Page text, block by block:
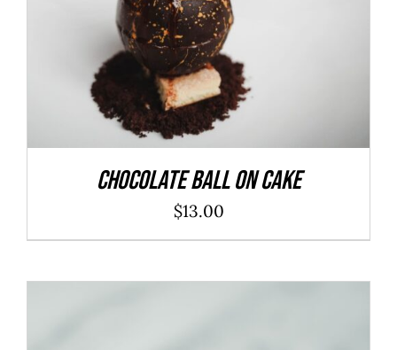
Chocolate Ball On Cake
$13.00